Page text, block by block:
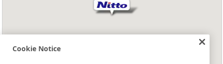
Cookie Notice